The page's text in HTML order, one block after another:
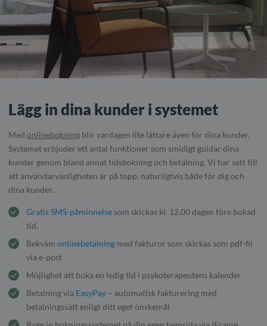
Lägg in dina kunder i systemet
Med onlinebokning blir vardagen lite lättare även för dina kunder.
Systemet erbjuder ett antal funktioner som smidigt guidar dina
kunder genom bland annat tidsbokning och betalning. Vi har sett till
att användarvänligheten är på topp, naturligtvis både för dig och
dina kunder.
Gratis SMS-påminnelse som skickas kl. 12.00 dagen före bokad
tid.
Bekväm onlinebetalning med fakturor som skickas som pdf-fil
via e-post
Möjlighet att boka en ledig tid i psykoterapeutens kalender
Betalning via EasyPay – automatisk fakturering med
betalningssätt enligt ditt eget önskemål